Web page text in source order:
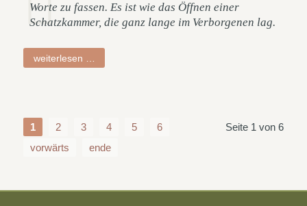
Worte zu fassen. Es ist wie das Öffnen einer
Schatzkammer, die ganz lange im Verborgenen lag.
weiterlesen …
Seite 1 von 6
1 2 3 4 5
6
vorwärts
ende